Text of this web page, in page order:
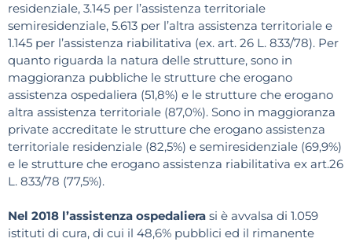
residenziale, 3.145 per l’assistenza territoriale
semiresidenziale, 5.613 per l’altra assistenza territoriale e
1.145 per l’assistenza riabilitativa (ex. art. 26 L. 833/78). Per
quanto riguarda la natura delle strutture, sono in
maggioranza pubbliche le strutture che erogano
assistenza ospedaliera (51,8%) e le strutture che erogano
altra assistenza territoriale (87,0%). Sono in maggioranza
private accreditate le strutture che erogano assistenza
territoriale residenziale (82,5%) e semiresidenziale (69,9%)
e le strutture che erogano assistenza riabilitativa ex art.26
L. 833/78 (77,5%).
Nel 2018 l’assistenza ospedaliera si è avvalsa di 1.059
istituti di cura, di cui il 48,6% pubblici ed il rimanente